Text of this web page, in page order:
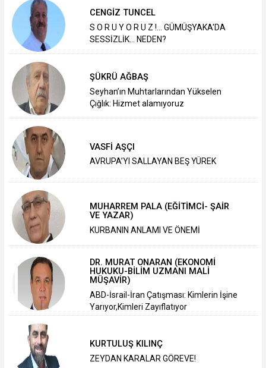
CENGİZ TUNCEL
S O R U Y O R U Z !... GÜMÜŞYAKA'DA
SESSİZLİK... NEDEN?
ŞÜKRÜ AĞBAŞ
Seyhan’ın Muhtarlarından Yükselen
Çığlık: Hizmet alamıyoruz
VASFİ AŞÇI
AVRUPA’YI SALLAYAN BEŞ YÜREK
MUHARREM PALA (EĞİTİMCİ- ŞAİR
VE YAZAR)
KURBANIN ANLAMI VE ÖNEMİ
DR. MURAT ONARAN (EKONOMİ
HUKUKU-BİLİM UZMANI MALİ
MÜŞAVİR)
ABD-İsrail-İran Çatışması: Kimlerin İşine
Yarıyor,Kimleri Zayıflatıyor
KURTULUŞ KILINÇ
ZEYDAN KARALAR GÖREVE!